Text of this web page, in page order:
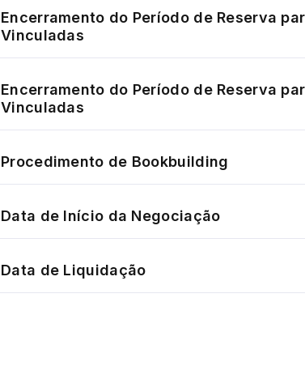
Encerramento do Período de Reserva
Vinculadas
Encerramento do Período de Reserva
Vinculadas
Procedimento de Bookbuilding
Data de Início da Negociação
Data de Liquidação